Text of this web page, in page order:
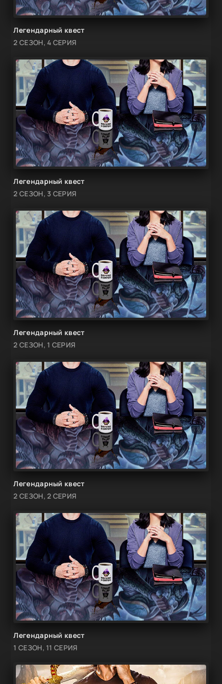
Легендарный квест
2 СЕЗОН, 4 СЕРИЯ
Легендарный квест
2 СЕЗОН, 3 СЕРИЯ
Легендарный квест
2 СЕЗОН, 1 СЕРИЯ
Легендарный квест
2 СЕЗОН, 2 СЕРИЯ
Легендарный квест
1 СЕЗОН, 11 СЕРИЯ